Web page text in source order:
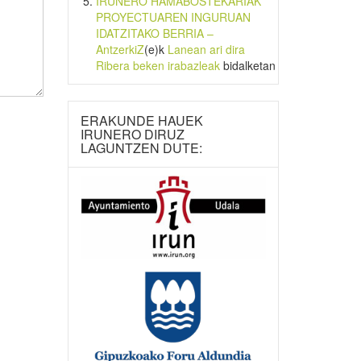
PROYECTUAREN INGURUAN
IDATZITAKO BERRIA –
AntzerkiZ(e)k Lanean ari dira
Ribera beken irabazleakbidalketan
ERAKUNDE HAUEK
IRUNERO DIRUZ
LAGUNTZEN DUTE: